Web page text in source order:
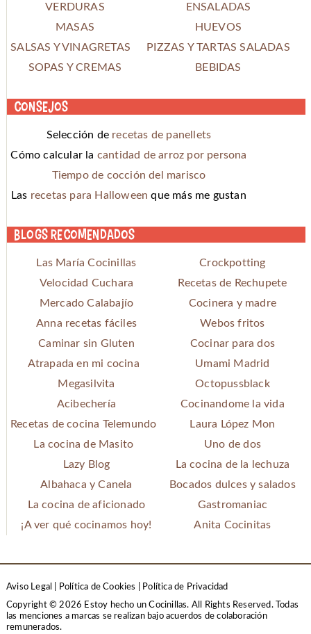
VERDURAS
ENSALADAS
MASAS
HUEVOS
SALSAS Y VINAGRETAS
PIZZAS Y TARTAS SALADAS
SOPAS Y CREMAS
BEBIDAS
Consejos
Selección de recetas de panellets
Cómo calcular la cantidad de arroz por persona
Tiempo de cocción del marisco
Las recetas para Halloween que más me gustan
Blogs recomendados
Las María Cocinillas
Crockpotting
Velocidad Cuchara
Recetas de Rechupete
Mercado Calabajío
Cocinera y madre
Anna recetas fáciles
Webos fritos
Caminar sin Gluten
Cocinar para dos
Atrapada en mi cocina
Umami Madrid
Megasilvita
Octopussblack
Acibechería
Cocinandome la vida
Recetas de cocina Telemundo
Laura López Mon
La cocina de Masito
Uno de dos
Lazy Blog
La cocina de la lechuza
Albahaca y Canela
Bocados dulces y salados
La cocina de aficionado
Gastromaniac
¡A ver qué cocinamos hoy!
Anita Cocinitas
Aviso Legal Política de Cookies
Política de Privacidad
Copyright © 2026 Estoy hecho un Cocinillas. All Rights Reserved.Todas
las menciones a marcas se realizan bajo acuerdos de colaboración
remunerados.